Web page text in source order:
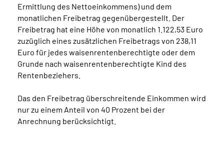
Ermittlung des Nettoeinkommens) und dem
monatlichen Freibetrag gegenübergestellt. Der
Freibetrag hat eine Höhe von monatlich 1.122,53 Euro
zuzüglich eines zusätzlichen Freibetrags von 238,11
Euro für jedes waisenrentenberechtigte oder dem
Grunde nach waisenrentenberechtigte Kind des
Rentenbeziehers.
Das den Freibetrag überschreitende Einkommen wird
nur zu einem Anteil von 40 Prozent bei der
Anrechnung berücksichtigt.